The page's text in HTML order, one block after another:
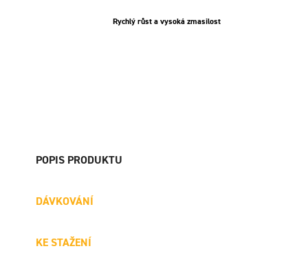
Rychlý růst a vysoká zmasilost
POPIS PRODUKTU
DÁVKOVÁNÍ
KE STAŽENÍ